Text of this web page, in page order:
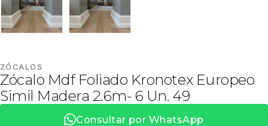
ZÓCALOS
Zócalo Mdf Foliado Kronotex Europeo
Simil Madera 2.6m- 6 Un. 49
Consultar por WhatsApp